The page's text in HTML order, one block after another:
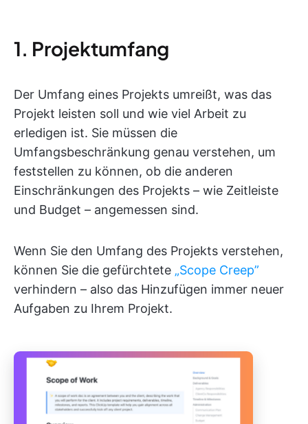
1. Projektumfang
Der Umfang eines Projekts umreißt, was das
Projekt leisten soll und wie viel Arbeit zu
erledigen ist. Sie müssen die
Umfangsbeschränkung genau verstehen, um
feststellen zu können, ob die anderen
Einschränkungen des Projekts – wie Zeitleiste
und Budget – angemessen sind.
Wenn Sie den Umfang des Projekts verstehen,
können Sie die gefürchtete „Scope Creep”
verhindern – also das Hinzufügen immer neuer
Aufgaben zu Ihrem Projekt.